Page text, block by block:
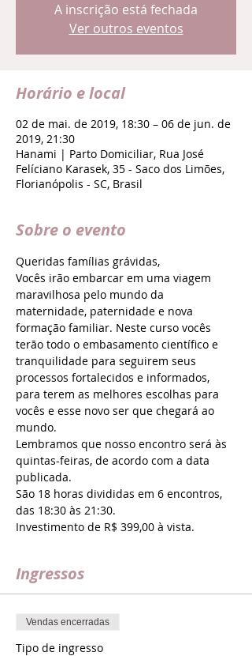
A inscrição está fechada
Ver outros eventos
Horário e local
02 de mai. de 2019, 18:30 – 06 de jun. de
2019, 21:30
Hanami | Parto Domiciliar, Rua José
Felíciano Karasek, 35 - Saco dos Limões,
Florianópolis - SC, Brasil
Sobre o evento
Queridas famílias grávidas,
Vocês irão embarcar em uma viagem
maravilhosa pelo mundo da
maternidade, paternidade e nova
formação familiar. Neste curso vocês
terão todo o embasamento científico e
tranquilidade para seguirem seus
processos fortalecidos e informados,
para terem as melhores escolhas para
vocês e esse novo ser que chegará ao
mundo.
Lembramos que nosso encontro será às
quintas-feiras, de acordo com a data
publicada.
São 18 horas divididas em 6 encontros,
das 18:30 às 21:30.
Investimento de R$ 399,00 à vista.
Ingressos
Vendas encerradas
Tipo de ingresso